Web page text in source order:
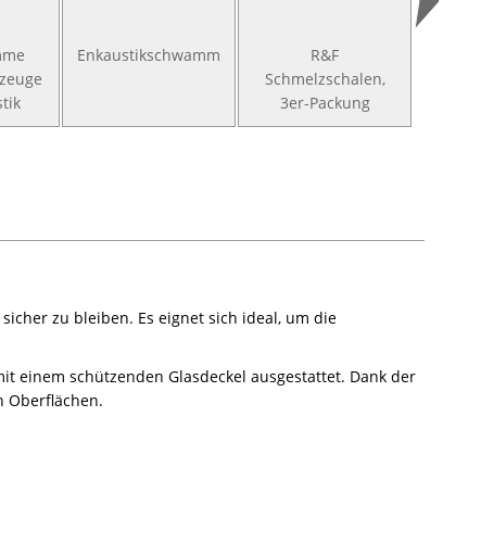
Enkaustikschwamm
R&F
Schmelzschalen,
3er-Packung
zu bleiben. Es eignet sich ideal, um die
einem schützenden Glasdeckel ausgestattet. Dank der
Oberflächen.